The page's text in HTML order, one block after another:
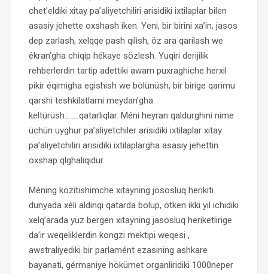
chet’eldiki xitay pa’aliyetchiliri arisidiki ixtilaplar bilen
asasiy jehette oxshash iken. Yeni, bir birini xa’in, jasos
dep zarlash, xelqqe pash qilish, öz ara qarilash we
ékran’gha chiqip hékaye sözlesh. Yuqiri derijilik
rehberlerdin tartip adettiki awam puxraghiche herxil
pikir éqimigha egishish we bölünüsh, bir birige qarimu
qarshi teshkilatlarni meydan’gha
keltürüsh……..qatarliqlar. Méni heyran qaldurghini nime
üchün uyghur pa’aliyetchiler arisidiki ixtilaplar xitay
pa’aliyetchiliri arisidiki ixtilaplargha asasiy jehettin
oxshap qlghaliqidur.
Méning közitishimche xitayning jososluq herikiti
dunyada xéli aldinqi qatarda bolup, ötken ikki yil ichidiki
xelq’arada yüz bergen xitayning jasosluq heriketlirige
da’ir weqeliklerdin kongzi mektipi weqesi ,
awstraliyediki bir parlamént ezasining ashkare
bayanati, gérmaniye hökümet organliridiki 1000neper